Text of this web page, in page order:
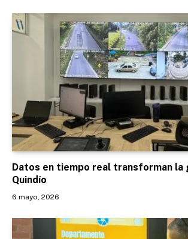
Datos en tiempo real transforman la
Quindío
6 mayo, 2026